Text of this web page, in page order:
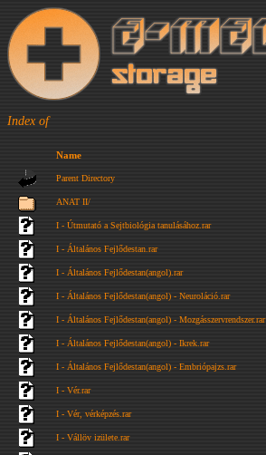
Index of
Name
Parent Directory
ANAT II/
I - Útmutató a Sejtbiológia tanulásához.rar
I - Általános Fejlődestan.rar
I - Általános Fejlődestan(angol).rar
I - Általános Fejlődestan(angol) - Neuroláció.rar
I - Általános Fejlődestan(angol) - Mozgásszervrendszer.rar
I - Általános Fejlődestan(angol) - Ikrek.rar
I - Általános Fejlődestan(angol) - Embriópajzs.rar
I - Vér.rar
I - Vér, vérképzés.rar
I - Vállöv izülete.rar